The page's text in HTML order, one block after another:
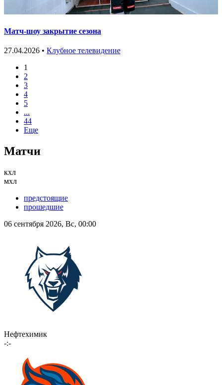
Матч-шоу закрытие сезона
27.04.2026 • Клубное телевидение
1
2
3
4
5
...
44
Еще
Матчи
кхл
мхл
предстоящие
прошедшие
06 сентября 2026, Вс, 00:00
Нефтехимик
-:-